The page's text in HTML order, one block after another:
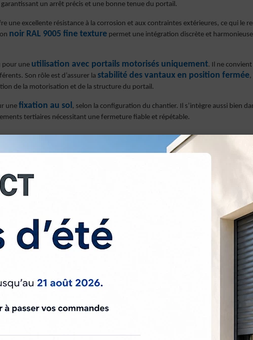
un arrêt précis et une bonne tenue du portail.
une excellente résistance à la corrosion et aux contraintes extérieures, ce qui le
noir RAL 9005 fine texturepermet une intégration discrète et
pour une utilisation avec portails motorisés uniquement. Il ne
Son rôle est d’assurer la stabilité des vantaux en position fermée,
de la motorisation et de la structure du portail.
une fixation au sol, selon la configuration du chantier. Il s’intègre aussi bien
tertiaires nécessitant une fermeture fiable et répétable.
uniquement
des vantaux